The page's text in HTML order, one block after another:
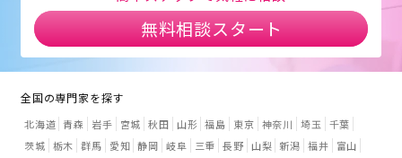
無料相談スタート
全国の専門家を探す
北海道 青森 岩手 宮城 秋田 山形 福島 東京 神奈川 埼玉
千葉
茨城 栃木 群馬 愛知 静岡 岐阜 三重 長野 山梨 新潟 福井
富山